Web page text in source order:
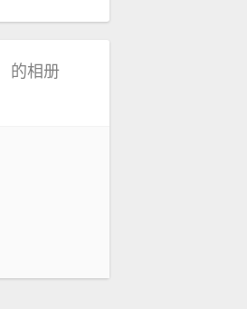
的相册